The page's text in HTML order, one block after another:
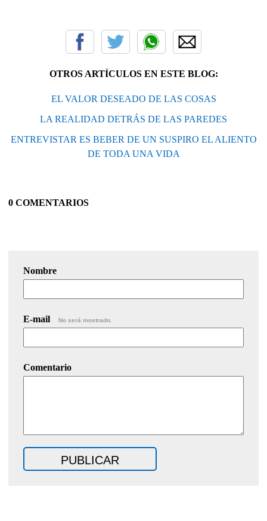
OTROS ARTÍCULOS EN ESTE BLOG:
EL VALOR DESEADO DE LAS COSAS
LA REALIDAD DETRÁS DE LAS PAREDES
ENTREVISTAR ES BEBER DE UN SUSPIRO EL ALIENTO
DE TODA UNA VIDA
0 COMENTARIOS
Nombre
E-mail No será mostrado.
Comentario